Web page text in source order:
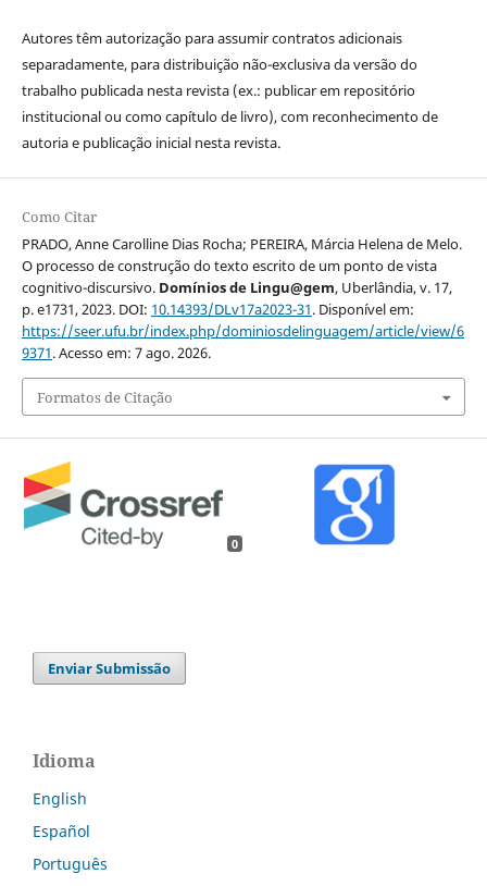
Autores têm autorização para assumir contratos adicionais
separadamente, para distribuição não-exclusiva da versão do
trabalho publicada nesta revista (ex.: publicar em repositório
institucional ou como capítulo de livro), com reconhecimento de
autoria e publicação inicial nesta revista.
Como Citar
PRADO, Anne Carolline Dias Rocha; PEREIRA, Márcia Helena de Melo.
O processo de construção do texto escrito de um ponto de vista
cognitivo-discursivo. Domínios de Lingu@gem, Uberlândia, v. 17,
p. e1731, 2023. DOI: 10.14393/DLv17a2023-31. Disponível em:
https://seer.ufu.br/index.php/dominiosdelinguagem/article/view/6
9371. Acesso em: 7 ago. 2026.
Formatos de Citação
0
Enviar Submissão
Idioma
English
Español
Português